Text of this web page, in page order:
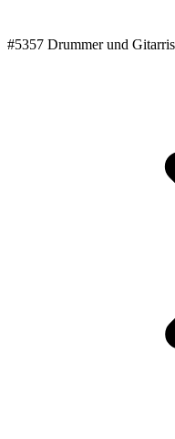
#5357 Drummer und